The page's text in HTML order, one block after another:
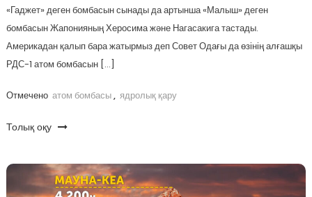
«Гаджет» деген бомбасын сынады да артынша «Малыш» деген
бомбасын Жапонияның Херосима және Нагасакига тастады.
Америкадан қалып бара жатырмыз деп Совет Одағы да өзінің алғашқы
РДС-1 атом бомбасын […]
Отмечено атом бомбасы, ядролық қару
Толық оқу